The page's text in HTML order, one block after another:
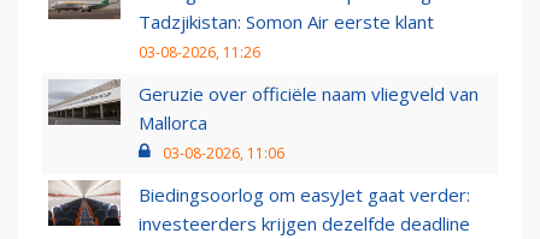
Tadzjikistan: Somon Air eerste klant
03-08-2026, 11:26
Geruzie over officiële naam vliegveld van
Mallorca
03-08-2026, 11:06
Biedingsoorlog om easyJet gaat verder:
investeerders krijgen dezelfde deadline